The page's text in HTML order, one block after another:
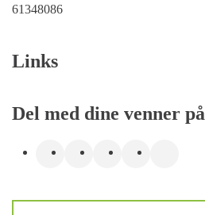
61348086
Links
Del med dine venner på